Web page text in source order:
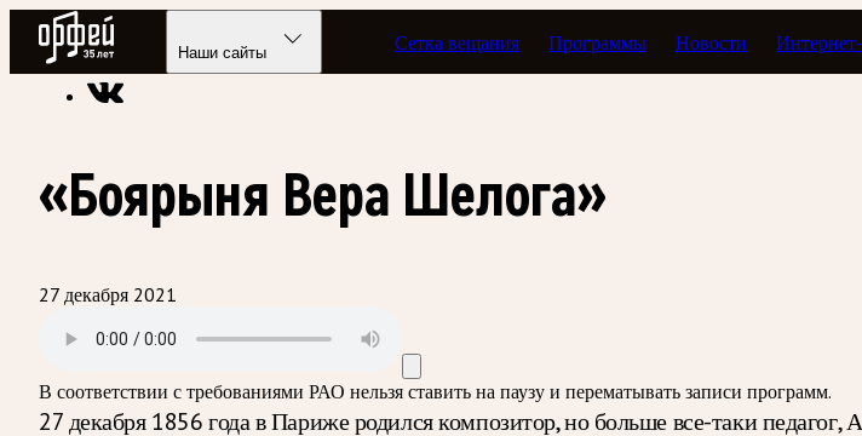
Радио Орфей
Наши сайты Сетка вещания Программы Новости
Радио классической музыки «Орфей» Подкасты Этот день как дата
«Боярыня Вера Шелога»
27 декабря 2021
В соответствии с требованиями РАО нельзя ставить на паузу и перематывать записи программ.
27 декабря 1856 года в Париже родился композитор, но больше все-таки